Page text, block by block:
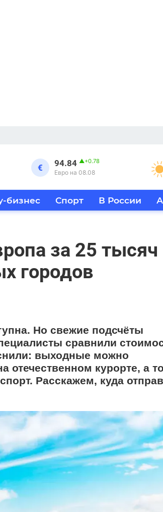
€ 94.84 ▲+0.78
Евро на 08.08
бизнес Спорт В России
за 25 тысяч
городов
Но свежие подсчёты
сравнили
выходные можно
отечественном курорте, а
Расскажем, куда